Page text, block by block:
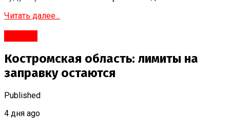
Читать далее...
Костромская область: лимиты на
заправку остаются
Published
4 дня ago